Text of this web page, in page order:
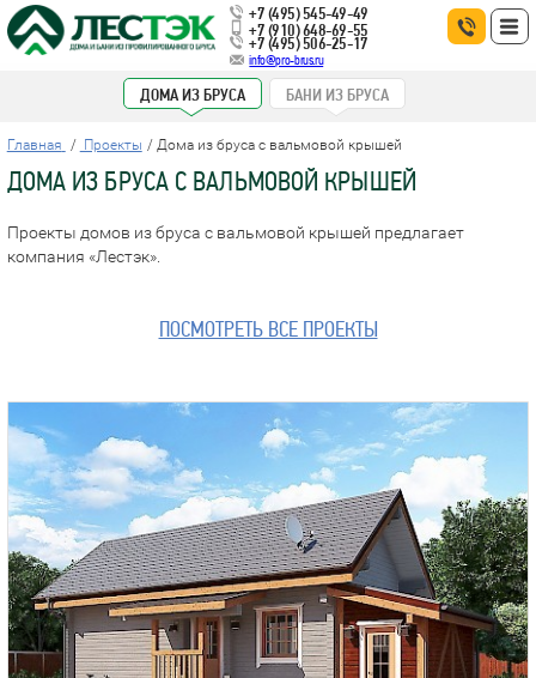
+7 (495) 545-49-49
+7 (910) 648-69-55
+7 (495) 506-25-17
info@pro-brus.ru
ДОМА ИЗ БРУСА БАНИ ИЗ БРУСА
Главная Проекты Дома из бруса с вальмовой крышей
ДОМА ИЗ БРУСА С ВАЛЬМОВОЙ КРЫШЕЙ
Проекты домов из бруса с вальмовой крышей предлагает
компания «Лестэк».
ПОСМОТРЕТЬ ВСЕ ПРОЕКТЫ